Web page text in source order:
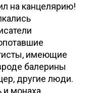
на канцелярию!
имеющие
балерины
другие люди.
и монаха